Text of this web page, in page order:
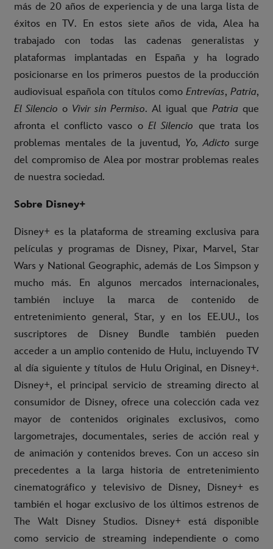
más de 20 años de experiencia y de una larga lista de
éxitos en TV. En estos siete años de vida, Alea ha
trabajado con todas las cadenas generalistas y
plataformas implantadas en España y ha logrado
posicionarse en los primeros puestos de la producción
audiovisual española con títulos como Entrevías, Patria,
El Silencio o Vivir sin Permiso. Al igual que Patria que
afronta el conflicto vasco o El Silencio que trata los
problemas mentales de la juventud, Yo, Adicto surge
del compromiso de Alea por mostrar problemas reales
de nuestra sociedad.
Sobre Disney+
Disney+ es la plataforma de streaming exclusiva para
películas y programas de Disney, Pixar, Marvel, Star
Wars y National Geographic, además de Los Simpson y
mucho más. En algunos mercados internacionales,
también incluye la marca de contenido de
entretenimiento general, Star, y en los EE.UU., los
suscriptores de Disney Bundle también pueden
acceder a un amplio contenido de Hulu, incluyendo TV
al día siguiente y títulos de Hulu Original, en Disney+.
Disney+, el principal servicio de streaming directo al
consumidor de Disney, ofrece una colección cada vez
mayor de contenidos originales exclusivos, como
largometrajes, documentales, series de acción real y
de animación y contenidos breves. Con un acceso sin
precedentes a la larga historia de entretenimiento
cinematográfico y televisivo de Disney, Disney+ es
también el hogar exclusivo de los últimos estrenos de
The Walt Disney Studios. Disney+ está disponible
como servicio de streaming independiente o como